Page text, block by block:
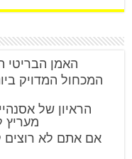
האמן הבריטי
המכחול המדויק
הראיון של
מעריץ
אם אתם לא רוצים